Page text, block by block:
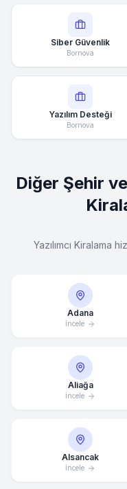
Siber Güvenlik
Bornova
Yazılım Desteği
Bornova
Diğer Şehir
Yazılımcı Kiralama
Adana
İncele
Aliağa
İncele
Alsancak
İncele